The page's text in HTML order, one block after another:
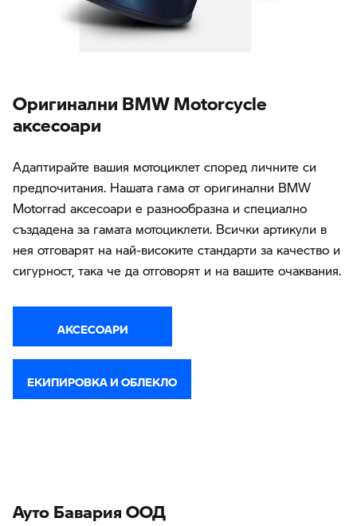
Oригинални BMW Motorcycle
аксесоари
Адаптирайте вашия мотоциклет според личните си
предпочитания. Нашата гама от оригинални BMW
Motorrad аксесоари е разнообразна и специално
създадена за гамата мотоциклети. Всички артикули в
нея отговарят на най-високите стандарти за качество и
сигурност, така че да отговорят и на вашите очаквания.
АКСЕСОАРИ
ЕКИПИРОВКА И ОБЛЕКЛО
Ауто Бавария ООД